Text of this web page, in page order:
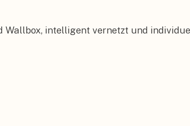
Wallbox, intelligent vernetzt und